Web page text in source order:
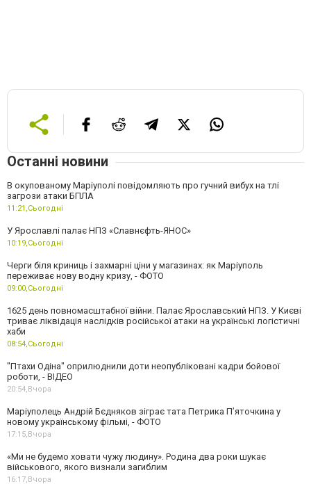
Останні новини
В окупованому Маріуполі повідомляють про гучний вибух на тлі
загрози атаки БПЛА
11:21,Сьогодні
У Ярославлі палає НПЗ «Славнєфть-ЯНОС»
10:19,Сьогодні
Черги біля криниць і захмарні ціни у магазинах: як Маріуполь
переживає нову водну кризу, - ФОТО
09:00,Сьогодні
1625 день повномасштабної війни. Палає Ярославський НПЗ. У Києві
триває ліквідація наслідків російської атаки на українські логістичні
хаби
08:54,Сьогодні
"Птахи Одіна" оприлюднили доти неопубліковані кадри бойової
роботи, - ВІДЕО
20:54, Вчора
Маріуполець Андрій Бєдняков зіграє тата Петрика П’яточкина у
новому українському фільмі, - ФОТО
17:15, Вчора
«Ми не будемо ховати чужу людину». Родина два роки шукає
військового, якого визнали загиблим
16:17, Вчора